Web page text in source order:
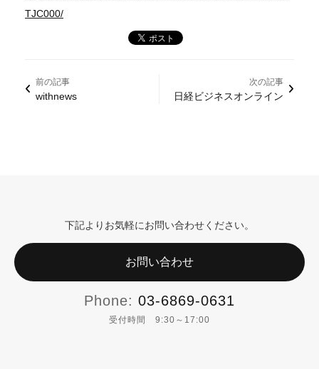
TJC000/
前の記事
withnews
次の記事
日経ビジネスオンライン
下記よりお気軽にお問い合わせください。
お問い合わせ
Phone: 03-6869-0631
受付時間 9:30～17:00